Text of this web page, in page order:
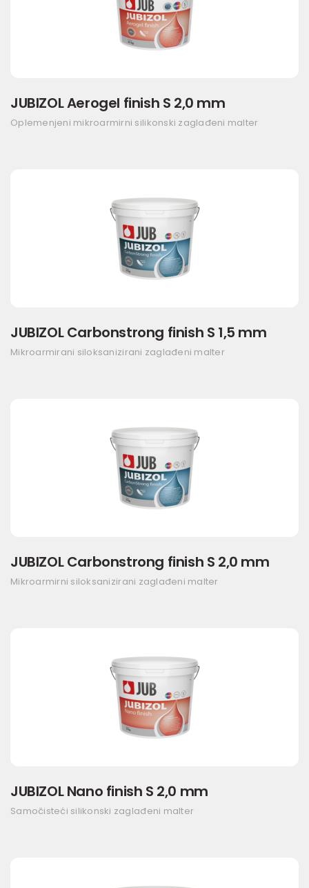
JUBIZOL Aerogel finish S 2,0 mm
Oplemenjeni mikroarmirni silikonski zaglađeni malter
JUBIZOL Carbonstrong finish S 1,5 mm
Mikroarmirani siloksanizirani zaglađeni malter
JUBIZOL Carbonstrong finish S 2,0 mm
Mikroarmirni siloksanizirani zaglađeni malter
JUBIZOL Nano finish S 2,0 mm
Samočisteći silikonski zaglađeni malter